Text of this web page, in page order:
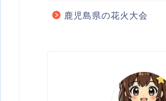
鹿児島県の花火大会